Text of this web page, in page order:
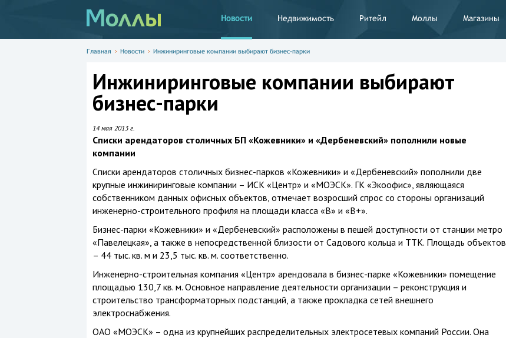
Новости Недвижимость Ритейл Моллы Магазины
Главная Новости Инжиниринговые компании выбирают бизнес-парки
Инжиниринговые компании выбирают
бизнес-парки
14 мая 2013 г.
Списки арендаторов столичных БП «Кожевники» и «Дербеневский» пополнили новые
компании
Списки арендаторов столичных бизнес-парков «Кожевники» и «Дербеневский» пополнили две
крупные инжиниринговые компании – ИСК «Центр» и «МОЭСК». ГК «Экоофис», являющаяся
собственником данных офисных объектов, отмечает возросший спрос со стороны организаций
инженерно-строительного профиля на площади класса «B» и «B+».
Бизнес-парки «Кожевники» и «Дербеневский» расположены в пешей доступности от станции метро
«Павелецкая», а также в непосредственной близости от Садового кольца и ТТК. Площадь объектов
– 44 тыс. кв. м и 23,5 тыс. кв. м. соответственно.
Инженерно-строительная компания «Центр» арендовала в бизнес-парке «Кожевники» помещение
площадью 130,7 кв. м. Основное направление деятельности организации – реконструкция и
строительство трансформаторных подстанций, а также прокладка сетей внешнего
электроснабжения.
ОАО «МОЭСК» – одна из крупнейших распределительных электросетевых компаний России. Она